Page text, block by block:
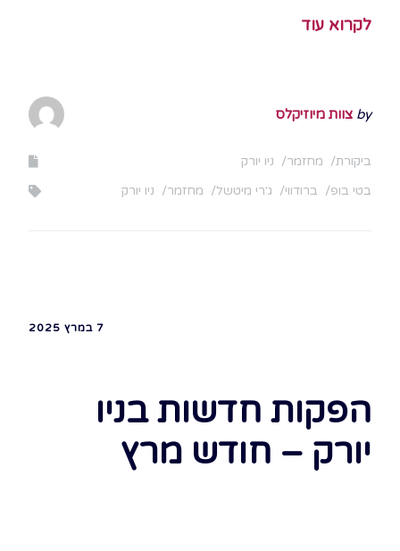
לקרוא עוד
by צוות מיוזיקלס
ביקורת מחזמר
ניו יורק
בטי בופ
ברודווי ג׳רי מיטשל מחזמר ניו יורק
7 במרץ 2025
הפקות חדשות בניו
יורק – חודש מרץ